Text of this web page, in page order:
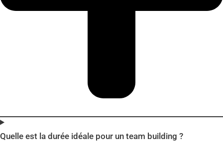
Quelle est la durée idéale pour un team building ?